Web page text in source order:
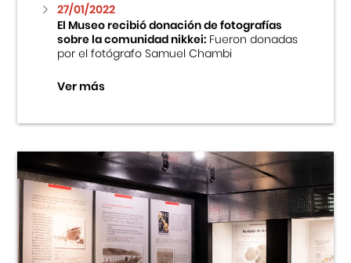
Fondo Editorial
Teatro Peruano Japonés
27/01/2022
El Museo recibió donación de fotografías
sobre la comunidad nikkei:Fueron donadas
por el fotógrafo Samuel Chambi
Ver más